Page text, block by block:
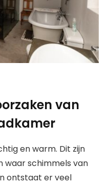
van
en warm. Dit zijn
waar schimmels van
ontstaat er veel